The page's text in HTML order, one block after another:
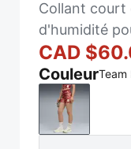
Collant court
d'humidité
CAD
CouleurTeam
Team